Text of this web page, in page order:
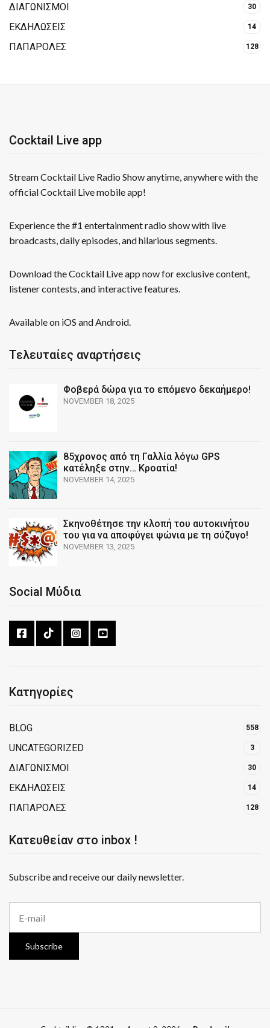
ΔΙΑΓΩΝΙΣΜΟΙ 30
ΕΚΔΗΛΩΣΕΙΣ 14
ΠΑΠΑΡΟΛΕΣ 128
Cocktail Live app
Stream Cocktail Live Radio Show anytime, anywhere with the
official Cocktail Live mobile app!
Experience the #1 entertainment radio show with live
broadcasts, daily episodes, and hilarious segments.
Download the Cocktail Live app now for exclusive content,
listener contests, and interactive features.
Available on iOS and Android.
Τελευταίες αναρτήσεις
Φοβερά δώρα για το επόμενο δεκαήμερο!
NOVEMBER 18, 2025
85χρονος από τη Γαλλία λόγω GPS
κατέληξε στην… Κροατία!
NOVEMBER 14, 2025
Σκηνοθέτησε την κλοπή του αυτοκινήτου
του για να αποφύγει ψώνια με τη σύζυγο!
NOVEMBER 13, 2025
Social Μύδια
Κατηγορίες
BLOG 558
UNCATEGORIZED 3
ΔΙΑΓΩΝΙΣΜΟΙ 30
ΕΚΔΗΛΩΣΕΙΣ 14
ΠΑΠΑΡΟΛΕΣ 128
Κατευθείαν στο inbox !
Subscribe and receive our daily newsletter.
a
Subscribe